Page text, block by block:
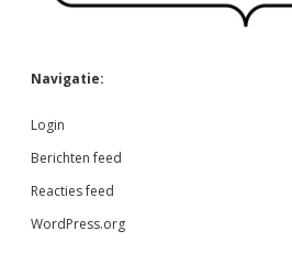
Navigatie:
Login
Berichten feed
Reacties feed
WordPress.org